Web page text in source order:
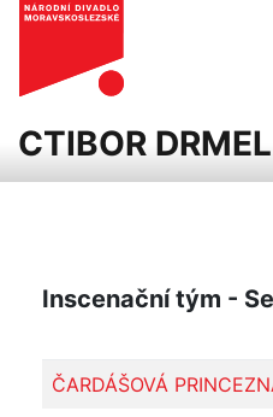
CTIBOR
Inscenační tým -
ČARDÁŠOVÁ